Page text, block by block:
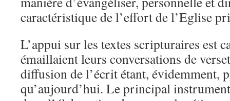
caractéristique de l’effort de l’Eglise
L’appui sur les textes scripturaires est
émaillaient leurs conversations de
diffusion de l’écrit étant, évidemment,
qu’aujourd’hui. Le principal